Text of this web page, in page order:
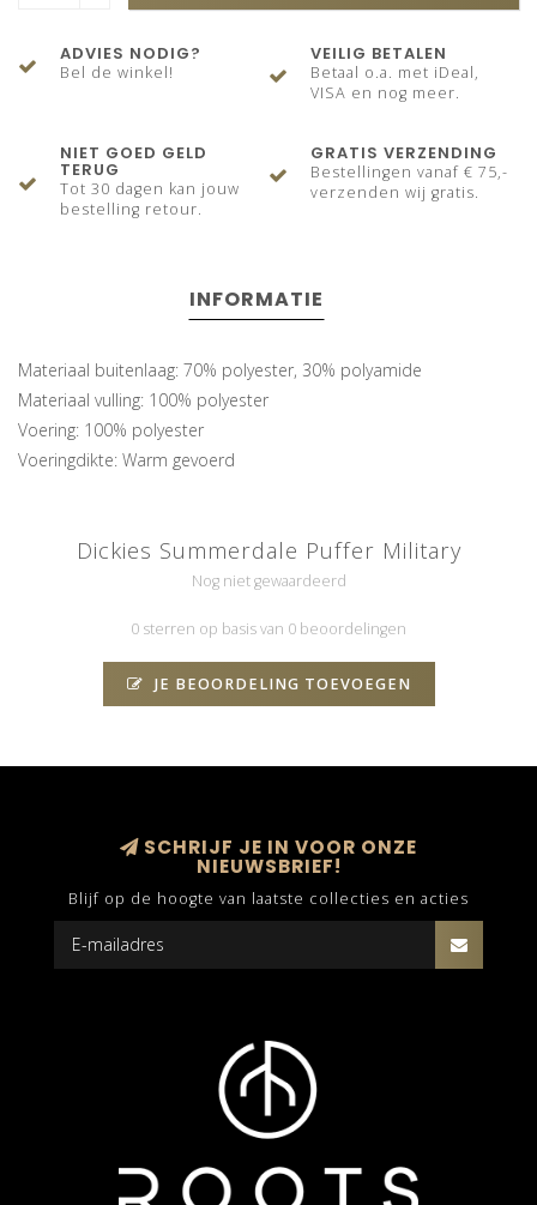
ADVIES NODIG?
Bel de winkel!
VEILIG BETALEN
Betaal o.a. met iDeal,
VISA en nog meer.
NIET GOED GELD
TERUG
Tot 30 dagen kan jouw
bestelling retour.
GRATIS VERZENDING
Bestellingen vanaf € 75,-
verzenden wij gratis.
INFORMATIE
Materiaal buitenlaag: 70% polyester, 30% polyamide
Materiaal vulling: 100% polyester
Voering: 100% polyester
Voeringdikte: Warm gevoerd
Dickies Summerdale Puffer Military
Nog niet gewaardeerd
0 sterren op basis van 0 beoordelingen
JE BEOORDELING TOEVOEGEN
SCHRIJF JE IN VOOR ONZE
NIEUWSBRIEF!
Blijf op de hoogte van laatste collecties en acties